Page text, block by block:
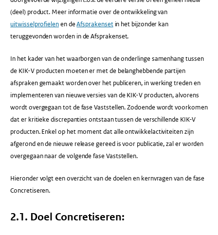
(deel) product. Meer informatie over de ontwikkeling van
uitwisselprofielenen deAfsprakensetin het bijzonder kan
teruggevonden worden in de Afsprakenset.
In het kader van het waarborgen van de onderlinge samenhang tussen
de KIK-V producten moeten er met de belanghebbende partijen
afspraken gemaakt worden over het publiceren, in werking treden en
implementeren van nieuwe versies van de KIK-V producten, alvorens
wordt overgegaan tot de fase Vaststellen. Zodoende wordt voorkomen
dat er kritieke discrepanties ontstaan tussen de verschillende KIK-V
producten. Enkel op het moment dat alle ontwikkelactiviteiten zijn
afgerond en de nieuwe release gereed is voor publicatie, zal er worden
overgegaan naar de volgende fase Vaststellen.
Hieronder volgt een overzicht van de doelen en kernvragen van de fase
Concretiseren.
2.1. Doel Concretiseren: